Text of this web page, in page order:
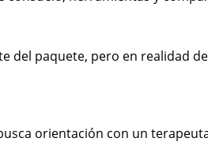
del paquete, pero en realidad
orientación con un